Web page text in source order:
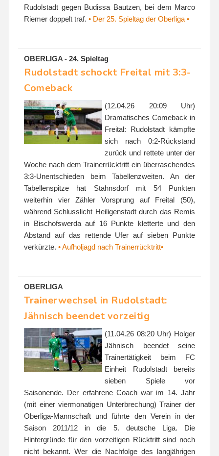
Rudolstadt gegen Budissa Bautzen, bei dem Marco
Riemer doppelt traf. • Der 25. Spieltag der Oberliga •
OBERLIGA - 24. Spieltag
Rudolstadt schockt Freital mit 3:3-
Comeback
(12.04.26 20:09 Uhr)
Dramatisches Comeback in
Freital: Rudolstadt kämpfte
sich nach 0:2-Rückstand
zurück und rettete unter der
Woche nach dem Trainerrücktritt ein überraschendes
3:3-Unentschieden beim Tabellenzweiten. An der
Tabellenspitze hat Stahnsdorf mit 54 Punkten
weiterhin vier Zähler Vorsprung auf Freital (50),
während Schlusslicht Heiligenstadt durch das Remis
in Bischofswerda auf 16 Punkte kletterte und den
Abstand auf das rettende Ufer auf sieben Punkte
verkürzte. • Aufholjagd nach Trainerrücktritt•
OBERLIGA
Trainerwechsel in Rudolstadt:
Jähnisch beendet vorzeitig
(11.04.26 08:20 Uhr) Holger
Jähnisch beendet seine
Trainertätigkeit beim FC
Einheit Rudolstadt bereits
sieben Spiele vor
Saisonende. Der erfahrene Coach war im 14. Jahr
(mit einer viermonatigen Unterbrechung) Trainer der
Oberliga-Mannschaft und führte den Verein in der
Saison 2011/12 in die 5. deutsche Liga. Die
Hintergründe für den vorzeitigen Rücktritt sind noch
nicht bekannt. Wer die Nachfolge des langjährigen